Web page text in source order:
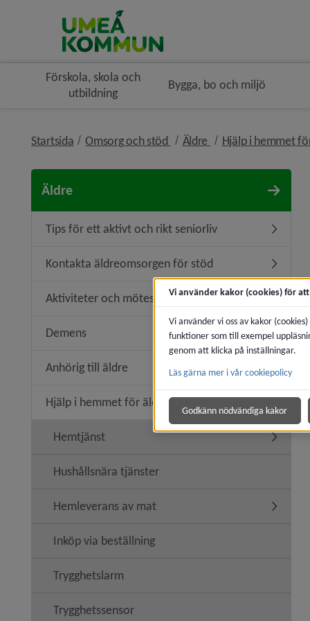
Förskola, skola och
utbildning
Bygga, bo och miljö
Startsida Omsorg och stöd nivå i brödsmulenavigeringen
Äldre nivå i
Hjälp i hemmet
Äldre
Tips för ett aktivt och rikt seniorliv
Kontakta äldreomsorgen för stöd
Aktiviteter och mötesplatser för äldre
Demens
Anhörig till äldre
Hjälp i hemmet för äldre
Hemtjänst
Hushållsnära tjänster
Hemleverans av mat
Inköp via beställning
Trygghetslarm
Trygghetssensor
Vi använder kakor (cookies) för
Vi använder vi oss av kakor
funktioner som till exempel
genom att klicka på inställningar.
Läs gärna mer i vår cookiepolicy
Godkänn nödvändiga kakor